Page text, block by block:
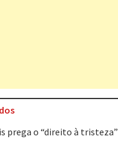
prega o “direito à tristeza”